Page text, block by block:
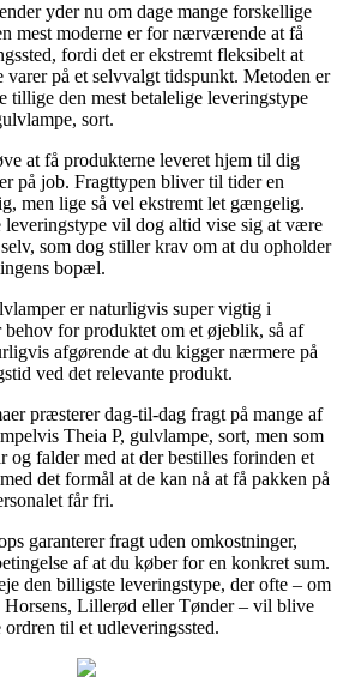
yder nu om dage mange forskellige
mest moderne er for nærværende at få
fordi det er ekstremt fleksibelt at
varer på et selvvalgt tidspunkt. Metoden er
tillige den mest betalelige leveringstype
sort.
at få produkterne leveret hjem til dig
på job. Fragttypen bliver til tider en
men lige så vel ekstremt let gængelig.
leveringstype vil dog altid vise sig at være
som dog stiller krav om at du opholder
bopæl.
er naturligvis super vigtig i
for produktet om et øjeblik, så af
afgørende at du kigger nærmere på
ved det relevante produkt.
præsterer dag-til-dag fragt på mange af
Theia P, gulvlampe, sort, men som
og falder med at der bestilles forinden et
det formål at de kan nå at få pakken på
får fri.
garanterer fragt uden omkostninger,
af at du køber for en konkret sum.
den billigste leveringstype, der ofte – om
Horsens, Lillerød eller Tønder – vil blive
til et udleveringssted.